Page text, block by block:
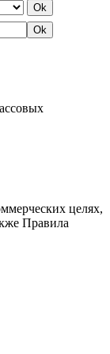
целях,
Правила